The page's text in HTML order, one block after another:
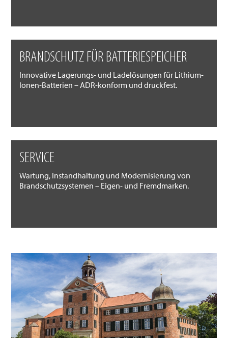
BRANDSCHUTZ FÜR BATTERIESPEICHER
Innovative Lagerungs- und Ladelösungen für Lithium-
Ionen-Batterien – ADR-konform und druckfest.
SERVICE
Wartung, Instandhaltung und Modernisierung von
Brandschutzsystemen – Eigen- und Fremdmarken.